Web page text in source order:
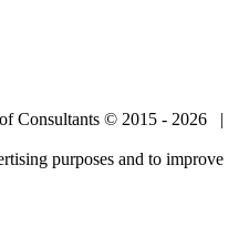
Consultants © 2015 - 2026 |
purposes and to improve